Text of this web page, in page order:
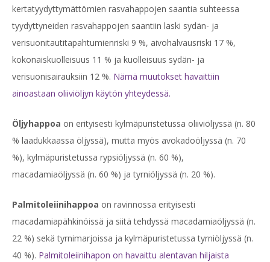
kertatyydyttymättömien rasvahappojen saantia suhteessa
tyydyttyneiden rasvahappojen saantiin laski sydän- ja
verisuonitautitapahtumienriski 9 %, aivohalvausriski 17 %,
kokonaiskuolleisuus 11 % ja kuolleisuus sydän- ja
verisuonisairauksiin 12 %. Nämä muutokset havaittiin
ainoastaan oliiviöljyn käytön yhteydessä.
Öljyhappoa on erityisesti kylmäpuristetussa oliiviöljyssä (n. 80
% laadukkaassa öljyssä), mutta myös avokadoöljyssä (n. 70
%), kylmäpuristetussa rypsiöljyssä (n. 60 %),
macadamiaöljyssä (n. 60 %) ja tyrniöljyssä (n. 20 %).
Palmitoleiinihappoa on ravinnossa erityisesti
macadamiapähkinöissä ja siitä tehdyssä macadamiaöljyssä (n.
22 %) sekä tyrnimarjoissa ja kylmäpuristetussa tyrniöljyssä (n.
40 %). Palmitoleiinihapon on havaittu alentavan hiljaista